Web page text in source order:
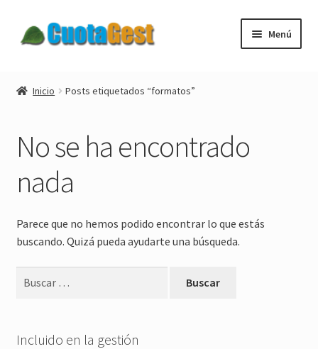
aal
Menú
Tienda
Blog
Mi cuenta
Inicio Posts etiquetados “formatos”
No se ha encontrado
nada
Parece que no hemos podido encontrar lo que estás
buscando. Quizá pueda ayudarte una búsqueda.
Incluido en la gestión